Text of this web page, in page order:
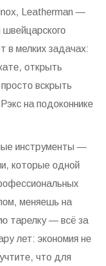
Leatherman —
в мелких задачах:
открыть
вскрыть
на подоконнике
инструменты —
которые одной
меняешь на
тарелку — всё за
лет: экономия не
что для